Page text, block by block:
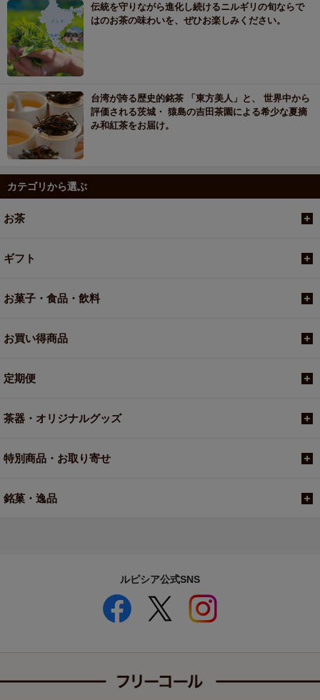
伝統を守りながら進化し続けるニルギリの旬ならで
はのお茶の味わいを、ぜひお楽しみください。
台湾が誇る歴史的銘茶 「東方美人」と、 世界中から
評価される茨城・ 猿島の吉田茶園による希少な夏摘
み和紅茶をお届け。
カテゴリから選ぶ
お茶
ギフト
お菓子・食品・飲料
お買い得商品
定期便
茶器・オリジナルグッズ
特別商品・お取り寄せ
銘菓・逸品
ルピシア公式SNS